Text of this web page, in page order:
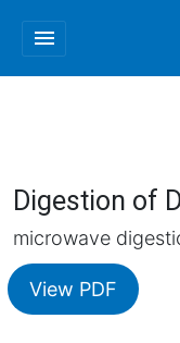
menu
Digestion of
microwave
View PDF